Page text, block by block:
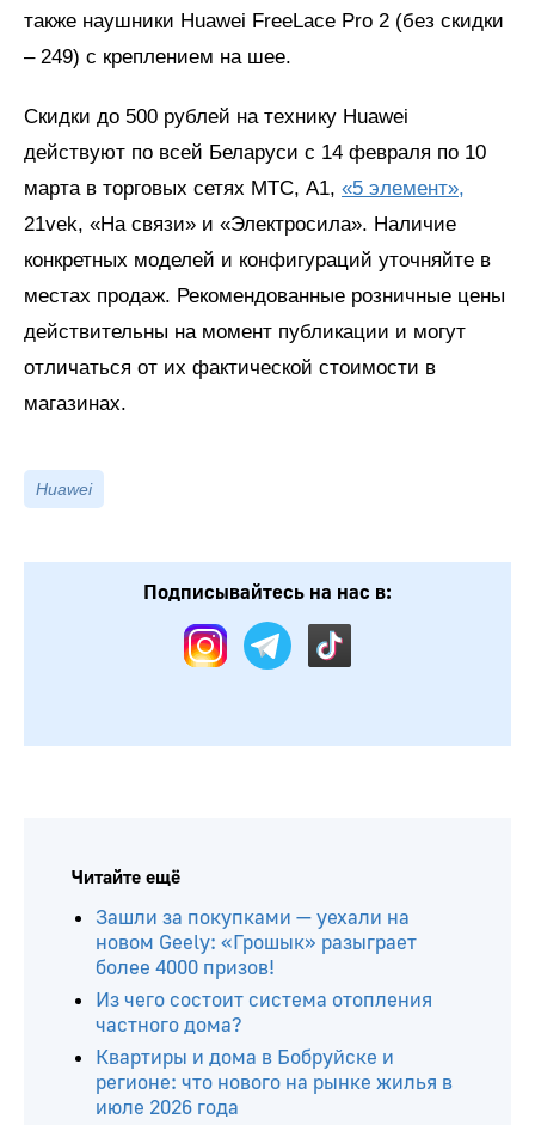
также наушники Huawei FreeLace Pro 2 (без скидки
– 249) с креплением на шее.
Скидки до 500 рублей на технику Huawei
действуют по всей Беларуси с 14 февраля по 10
марта в торговых сетях МТС, А1, «5 элемент»,
21vek, «На связи» и «Электросила». Наличие
конкретных моделей и конфигураций уточняйте в
местах продаж. Рекомендованные розничные цены
действительны на момент публикации и могут
отличаться от их фактической стоимости в
магазинах.
Huawei
Подписывайтесь на нас в:
Читайте ещё
Зашли за покупками — уехали на
новом Geely: «Грошык» разыграет
более 4000 призов!
Из чего состоит система отопления
частного дома?
Квартиры и дома в Бобруйске и
регионе: что нового на рынке жилья в
июле 2026 года